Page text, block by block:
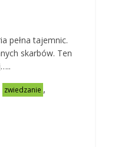
pełna tajemnic.
skarbów. Ten
zwiedzanie ,